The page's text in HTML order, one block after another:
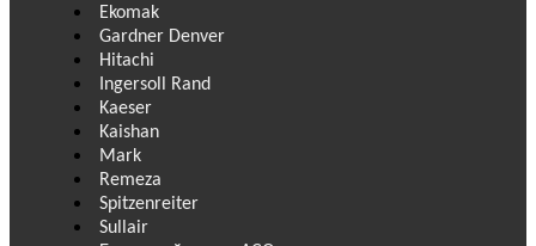
Ekomak
Gardner Denver
Hitachi
Ingersoll Rand
Kaeser
Kaishan
Mark
Remeza
Spitzenreiter
Sullair